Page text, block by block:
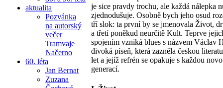
aktualita
Pozvánka
na autorský
večer
Tramvaje
Načerno
60. léta
Jan Bernat
Zuzana
je sice pravdy trochu, ale každá nálepka
zjednodušuje. Osobně bych jeho osud
tří slok: ta první by se jmenovala Život,
a třetí poněkud neurčitě Kult. Teprve
spojením vzniká blues s názvem Václav
divoká píseň, která zazněla českou
let a jejíž refrén se opakuje s každou
generací.